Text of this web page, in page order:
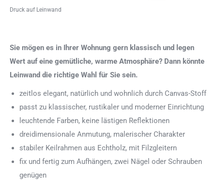
Druck auf Leinwand
Sie mögen es in Ihrer Wohnung gern klassisch und legen
Wert auf eine gemütliche, warme Atmosphäre? Dann könnte
Leinwand die richtige Wahl für Sie sein.
zeitlos elegant, natürlich und wohnlich durch Canvas-Stoff
passt zu klassischer, rustikaler und moderner Einrichtung
leuchtende Farben, keine lästigen Reflektionen
dreidimensionale Anmutung, malerischer Charakter
stabiler Keilrahmen aus Echtholz, mit Filzgleitern
fix und fertig zum Aufhängen, zwei Nägel oder Schrauben
genügen